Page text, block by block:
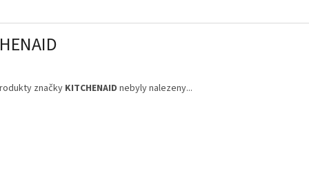
značky KITCHENAID nebyly nalezeny...